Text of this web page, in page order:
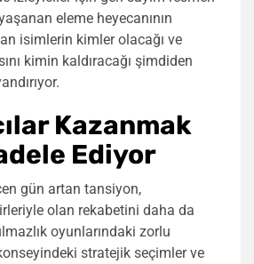
eleme heyecanının
isimlerin kimler olacağı ve
kimin kaldıracağı şimdiden
Kazanmak
Ediyor
gün artan tansiyon,
olan rekabetini daha da
oyunlarındaki zorlu
stratejik seçimler ve